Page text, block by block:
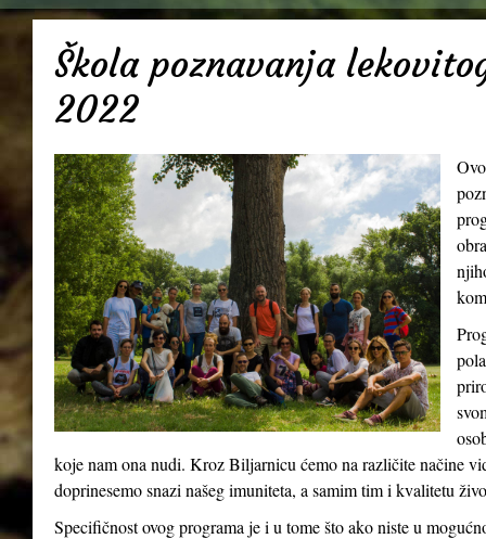
Škola poznavanja
2022
koje nam ona nudi. Kroz Biljarnicu ćemo na različite načine
doprinesemo snazi našeg imuniteta, a samim tim i kvalitetu
Specifičnost ovog programa je i u tome što ako niste u